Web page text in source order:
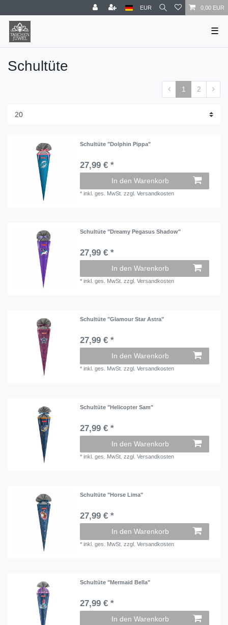
EUR 0,00 EUR
☰
Schultüte
1 2
Schultüte "Dolphin Pippa"
27,99 € *
In den Warenkorb
*inkl. ges. MwSt. zzgl.Versandkosten
Schultüte "Dreamy Pegasus Shadow"
27,99 € *
In den Warenkorb
*inkl. ges. MwSt. zzgl.Versandkosten
Schultüte "Glamour Star Astra"
27,99 € *
In den Warenkorb
*inkl. ges. MwSt. zzgl.Versandkosten
Schultüte "Helicopter Sam"
27,99 € *
In den Warenkorb
*inkl. ges. MwSt. zzgl.Versandkosten
Schultüte "Horse Lima"
27,99 € *
In den Warenkorb
*inkl. ges. MwSt. zzgl.Versandkosten
Schultüte "Mermaid Bella"
27,99 € *
In den Warenkorb